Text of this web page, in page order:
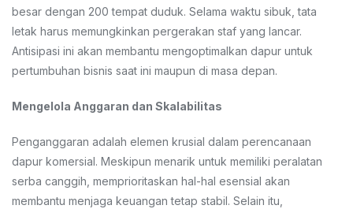
besar dengan 200 tempat duduk. Selama waktu sibuk, tata
letak harus memungkinkan pergerakan staf yang lancar.
Antisipasi ini akan membantu mengoptimalkan dapur untuk
pertumbuhan bisnis saat ini maupun di masa depan.
Mengelola Anggaran dan Skalabilitas
Penganggaran adalah elemen krusial dalam perencanaan
dapur komersial. Meskipun menarik untuk memiliki peralatan
serba canggih, memprioritaskan hal-hal esensial akan
membantu menjaga keuangan tetap stabil. Selain itu,